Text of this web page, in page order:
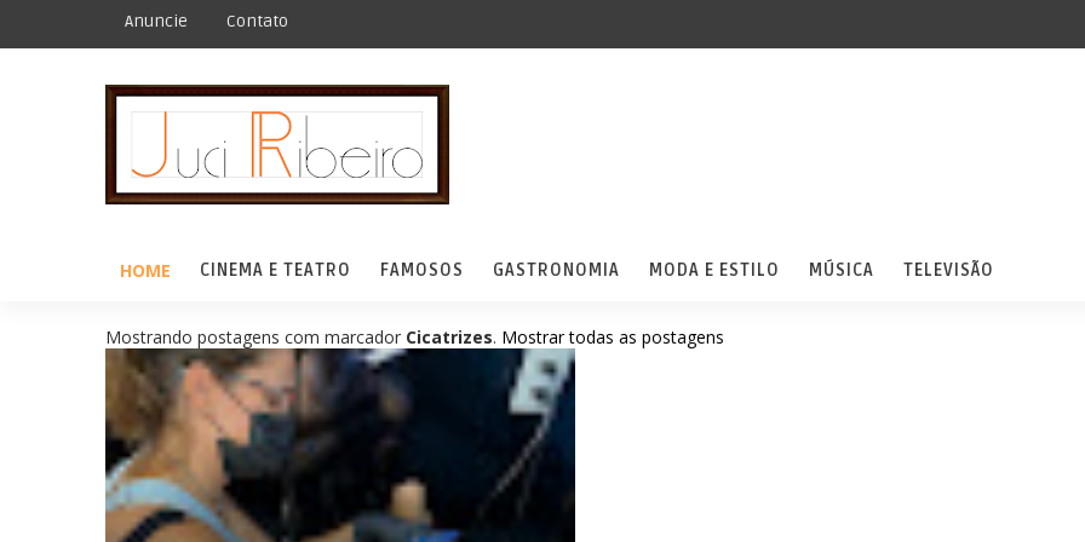
Anuncie Contato
HOME CINEMA E TEATRO FAMOSOS GASTRONOMIA MODA E ESTILO MÚSICA TELEVISÃO
Mostrando postagens com marcador Cicatrizes. Mostrar todas as postagens